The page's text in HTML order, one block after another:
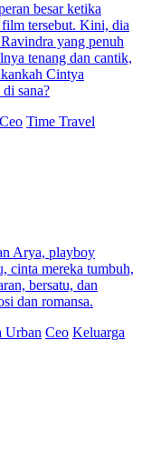
besar ketika
film tersebut. Kini, dia
yang penuh
tenang dan cantik,
Cintya
sana?
Ceo Time Travel
Arya, playboy
cinta mereka tumbuh,
bersatu, dan
dan romansa.
Urban Ceo Keluarga